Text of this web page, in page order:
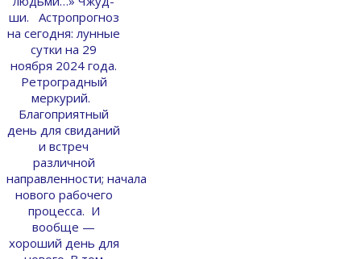
ши. Астропрогноз
на сегодня: лунные
сутки на 29
ноября 2024 года.
Ретроградный
меркурий.
Благоприятный
день для свиданий
и встреч
различной
направленности; начала
нового рабочего
процесса. И
вообще —
хороший день для